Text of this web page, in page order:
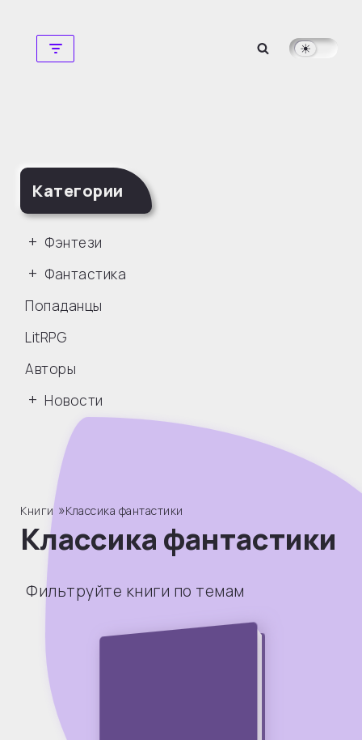
Перейти
Категории
Фэнтези
Фантастика
Попаданцы
LitRPG
Авторы
Новости
Книги »Классика фантастики
Классика фантастики
Фильтруйте книги по темам